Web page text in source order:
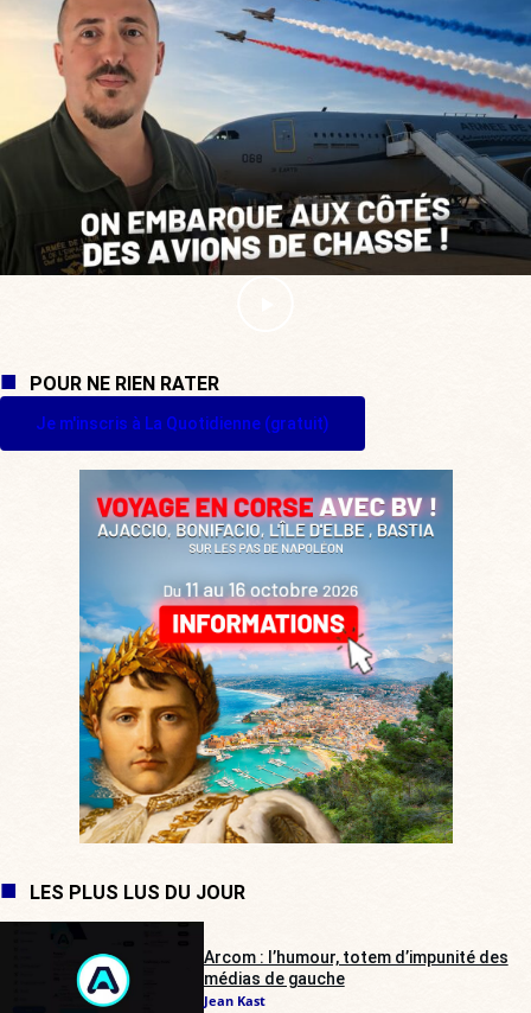
POUR NE RIEN RATER
Je m'inscris à La Quotidienne (gratuit)
LES PLUS LUS DU JOUR
Arcom : l’humour, totem d’impunité des
médias de gauche
Jean Kast